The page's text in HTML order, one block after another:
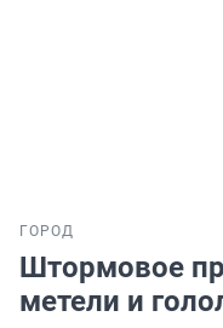
ГОРОД
Штормовое
метели и